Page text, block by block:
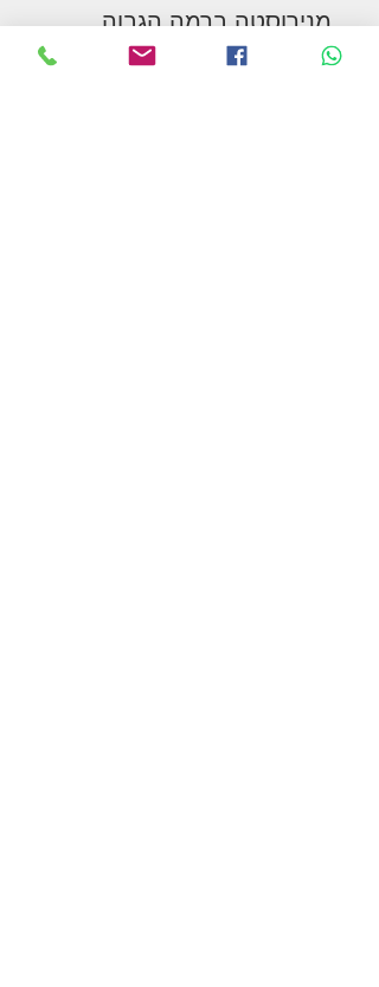
מנירוסטה ברמה הגבוה
ביותר המבטיחה עמידות